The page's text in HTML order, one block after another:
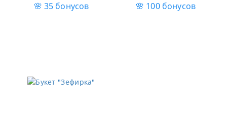
🌸 35 бонусов 🌸 100 бонусов